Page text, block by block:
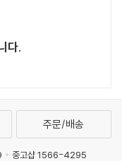
다.
주문/배송
중고샵 1566-4295